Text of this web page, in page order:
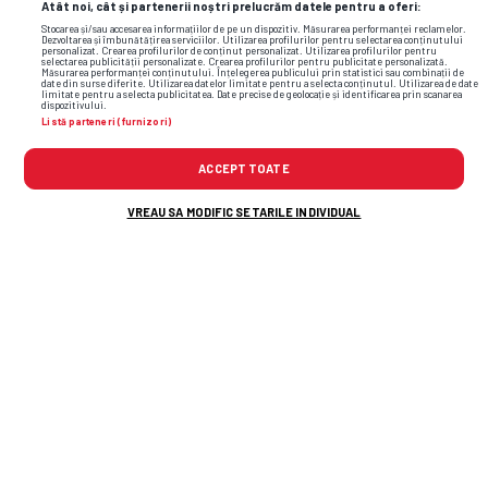
Atât noi, cât și partenerii noștri prelucrăm datele pentru a oferi:
Stocarea și/sau accesarea informațiilor de pe un dispozitiv. Măsurarea performanței reclamelor.
Dezvoltarea și îmbunătățirea serviciilor. Utilizarea profilurilor pentru selectarea conținutului
personalizat. Crearea profilurilor de conținut personalizat. Utilizarea profilurilor pentru
selectarea publicității personalizate. Crearea profilurilor pentru publicitate personalizată.
Măsurarea performanței conținutului. Înțelegerea publicului prin statistici sau combinații de
date din surse diferite. Utilizarea datelor limitate pentru a selecta conținutul. Utilizarea de date
limitate pentru a selecta publicitatea. Date precise de geolocație și identificarea prin scanarea
dispozitivului.
Listă parteneri (furnizori)
ACCEPT TOATE
VREAU SA MODIFIC SETARILE INDIVIDUAL